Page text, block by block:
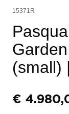
15371R
(small)
€